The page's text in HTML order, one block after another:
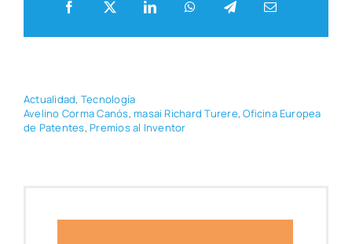
Actua­li­dad, Tec­no­lo­gía
Ave­lino Cor­ma Canós, masai Richard Ture­re,Ofi­ci­na Euro­pea
de Paten­tes, Pre­mios al Inven­tor